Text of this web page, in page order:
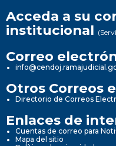
Acceda a su
institucional
Correo
Otros Correos
Directorio de Correos
Enlaces de
Cuentas de correo para
Mapa del sitio